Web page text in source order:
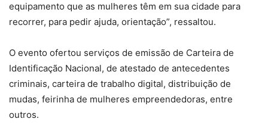
equipamento que as mulheres têm em sua cidade para
recorrer, para pedir ajuda, orientação”, ressaltou.
O evento ofertou serviços de emissão de Carteira de
Identificação Nacional, de atestado de antecedentes
criminais, carteira de trabalho digital, distribuição de
mudas, feirinha de mulheres empreendedoras, entre
outros.